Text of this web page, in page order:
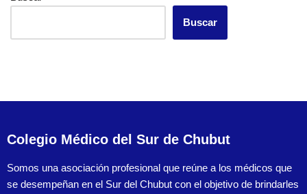
Buscar
Colegio Médico del Sur de Chubut
Somos una asociación profesional que reúne a los médicos que
se desempeñan en el Sur del Chubut con el objetivo de brindarles